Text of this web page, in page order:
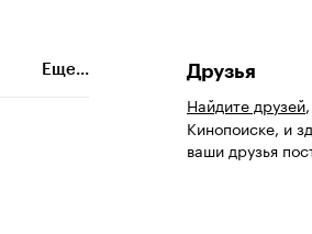
Еще...
Друзья
Найдите друзей
Кинопоиске, и
ваши друзья